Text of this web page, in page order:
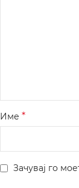
Име *
Зачувај го